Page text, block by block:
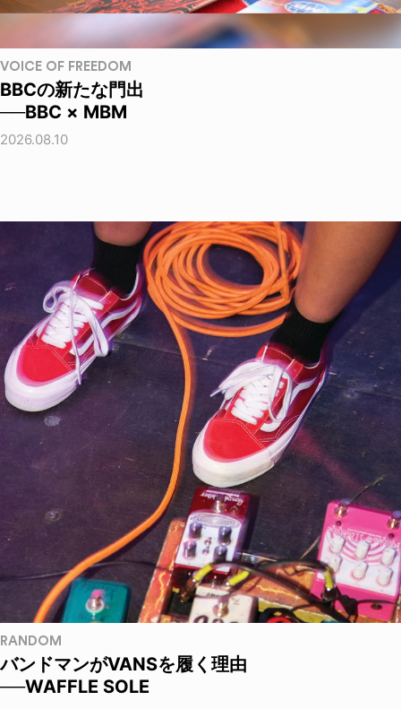
VOICE OF FREEDOM
BBCの新たな門出
──BBC × MBM
2026.08.10
RANDOM
バンドマンがVANSを履く理由
──WAFFLE SOLE